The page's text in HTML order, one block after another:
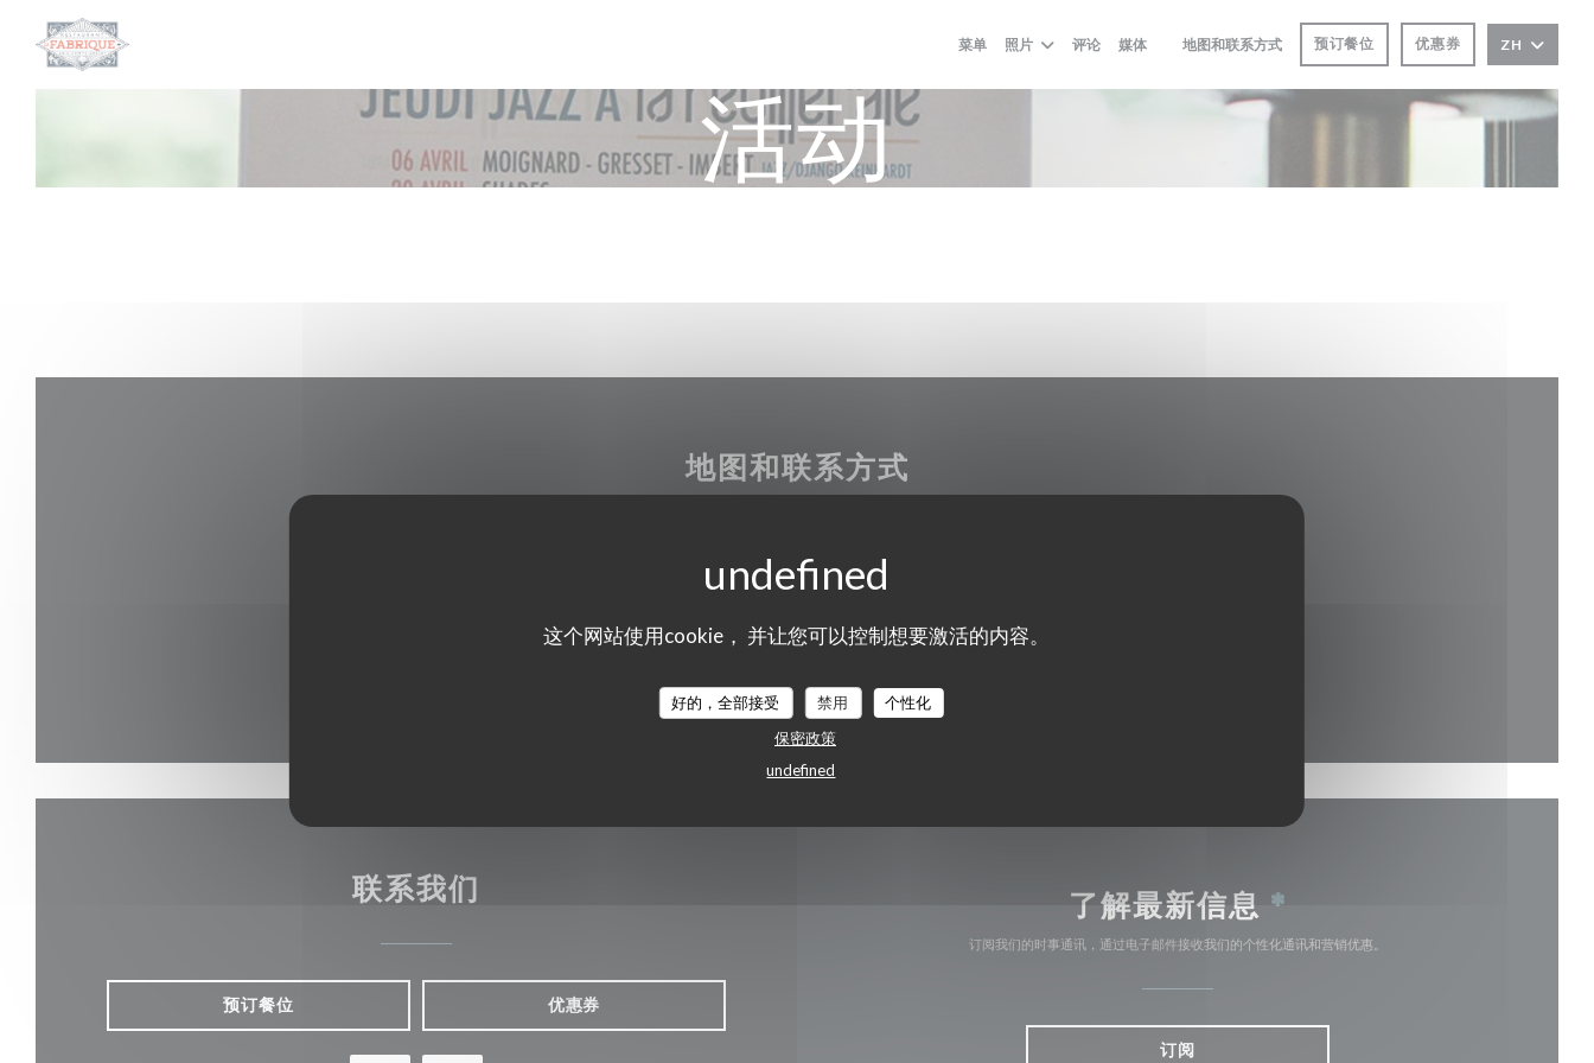
Cookie管理面板
这个网站使用cookie， 并让您可以控制想要激活的内容。
好的，全部接受 禁用
个性化
保密政策
undefined
菜单 照片 评论 媒体
((在新窗口中打开))
地图和联系方式 预订餐位 优惠券 ZH
活动
地图和联系方式
1 RUE DU COQ GAULOIS 77170 BRIE COMTE ROBERT
01 60 02 10 10
Facebook ((在新窗口中打开))
Instagram ((在新窗口中打开))
联系我们
预订餐位 优惠券
了解最新信息 *
订阅我们的时事通讯，通过电子邮件接收我们的个性化通讯和营销优惠。
订阅